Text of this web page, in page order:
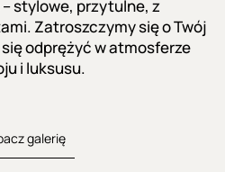
stylowe, przytulne, z
Zatroszczymy się o Twój
odprężyć w atmosferze
i luksusu.
galerię